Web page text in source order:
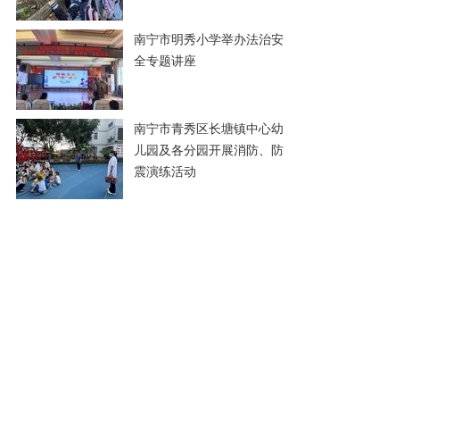
南宁市明秀小学举办法治安
全专题讲座
南宁市青秀区长塘镇中心幼
儿园及各分园开展消防、防
震演练活动